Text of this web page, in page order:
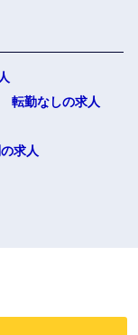
転勤なしの求人
求人